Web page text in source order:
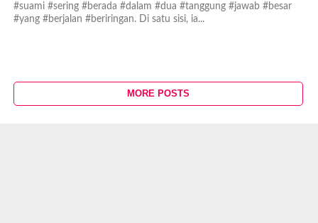
#suami #sering #berada #dalam #dua #tanggung #jawab #besar
#yang #berjalan #beriringan. Di satu sisi, ia...
MORE POSTS